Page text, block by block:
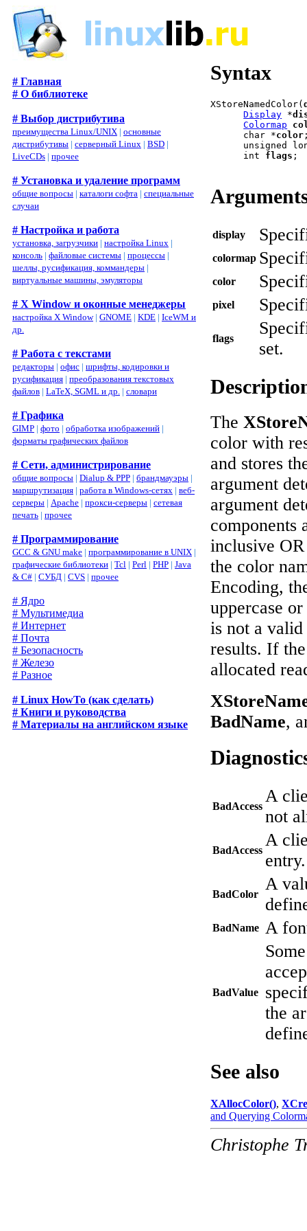
# Главная
# О библиотеке
# Выбор дистрибутива
преимущества Linux/UNIX | основные
дистрибутивы | серверный Linux | BSD |
LiveCDs | прочее
# Установка и удаление программ
общие вопросы | каталоги софта | специальные
случаи
# Настройка и работа
установка, загрузчики | настройка Linux |
консоль | файловые системы | процессы |
шеллы, русификация, коммандеры |
виртуальные машины, эмуляторы
# X Window и оконные менеджеры
настройка X Window| GNOME | KDE | IceWM и
др.
# Работа с текстами
редакторы | офис | шрифты, кодировки и
русификация | преобразования текстовых
файлов | LaTeX, SGML и др. | словари
# Графика
GIMP | фото | обработка изображений |
форматы графических файлов
# Сети, администрирование
общие вопросы | Dialup & PPP | брандмауэры |
маршрутизация | работа в Windows-сетях | веб-
серверы | Apache | прокси-серверы | сетевая
печать | прочее
# Программирование
GCC & GNU make | программирование в UNIX |
графические библиотеки | Tcl | Perl | PHP | Java
& C# | СУБД | CVS | прочее
# Ядро
# Мультимедиа
# Интернет
# Почта
# Безопасность
# Железо
# Разное
# Linux HowTo (как сделать)
# Книги и руководства
# Материалы на английском языке
Syntax
XStoreNamedColor(
Display *
Colormap
      char *
color
unsigned
      int
flags ;
display
colormap
color
pixel
flags
set.
The
color with
and stores
argument
argument
components
inclusive
the color
Encoding,
uppercase
is not a
results. If
allocated
BadName,
BadAccess
A
not
BadAccess
A
entry.
BadColor
A
BadName A
BadValue
the
See also
XAllocColor(),
and Querying
Christophe